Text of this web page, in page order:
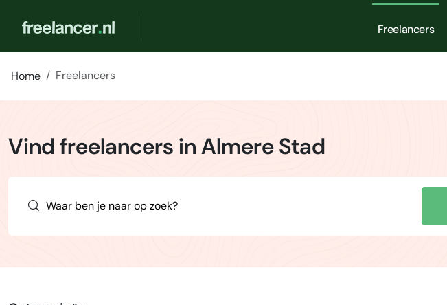
Freelancers
Home Freelancers
Vind freelancers in Almere Stad